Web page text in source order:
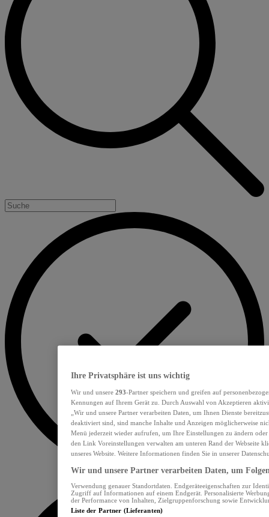
Ihre Privatsphäre ist uns wichtig
Wir und unsere 293-Partner speichern und greifen auf
Kennungen auf Ihrem Gerät zu. Durch Auswahl von Akzeptieren
„Wir und unsere Partner verarbeiten Daten, um Ihnen Dienste
deaktiviert sind, sind manche Inhalte und Anzeigen möglicherweise
Menü jederzeit wieder aufrufen, um Ihre Einstellungen zu ändern
den Link Voreinstellungen verwalten am unteren Rand der Webseite
unseres Website. Weitere Informationen finden Sie in unserer
Wir und unsere Partner verarbeiten Daten, um
Verwendung genauer Standortdaten. Endgeräteeigenschaften zur
Zugriff auf Informationen auf einem Endgerät. Personalisierte
der Performance von Inhalten, Zielgruppenforschung sowie
Liste der Partner (Lieferanten)